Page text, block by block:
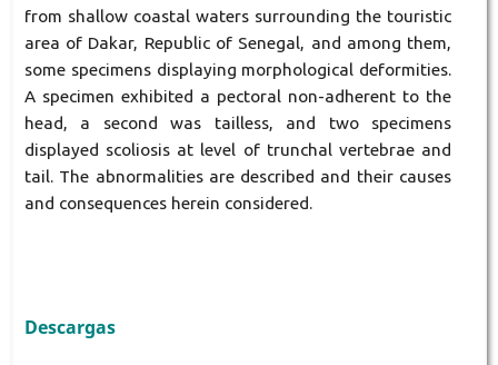
from shallow coastal waters surrounding the touristic
area of Dakar, Republic of Senegal, and among them,
some specimens displaying morphological deformities.
A specimen exhibited a pectoral non-adherent to the
head, a second was tailless, and two specimens
displayed scoliosis at level of trunchal vertebrae and
tail. The abnormalities are described and their causes
and consequences herein considered.
Descargas